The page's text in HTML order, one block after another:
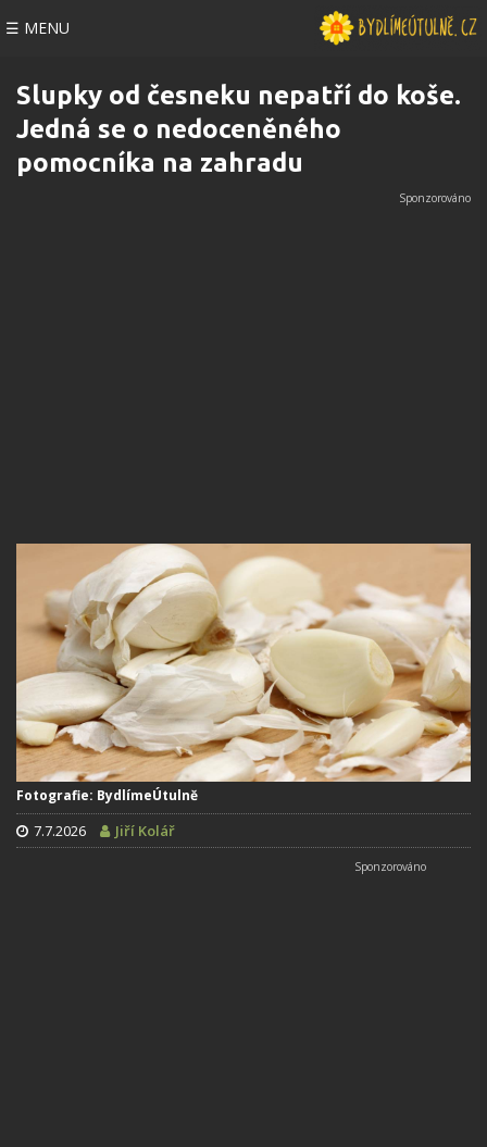
☰ MENU
Slupky od česneku nepatří do koše.
Jedná se o nedoceněného
pomocníka na zahradu
Fotografie: BydlímeÚtulně
7.7.2026 Jiří Kolář